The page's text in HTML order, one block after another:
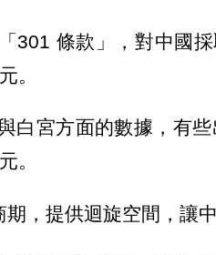
301 條款」，對中國
。
白宮方面的數據，有
。
，提供迴旋空間，讓